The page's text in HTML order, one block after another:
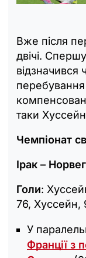
Вже після
двічі.
відзначився
таки
Чемпіонат
Ірак –
Голи:
76, Хуссейн,
У
Франції з